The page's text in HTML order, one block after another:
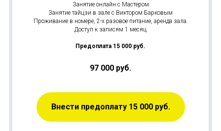
Занятие онлайн с Мастером
Занятие тайцзи в зале с Виктором Барковым
Проживание в номере, 2-х разовое питание, аренда зала.
Доступ к записям 1 месяц
Предоплата 15 000 руб.
97 000 руб.
Внести предоплату 15 000 руб.